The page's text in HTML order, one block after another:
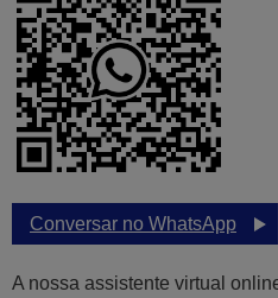
Conversar no WhatsApp
A nossa assistente virtual